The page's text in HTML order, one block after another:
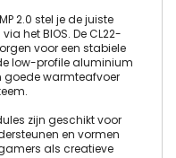
2.0 stel je de juiste
het BIOS. De CL22-
voor een stabiele
low-profile aluminium
goede warmteafvoer
zijn geschikt voor
en vormen
als creatieve